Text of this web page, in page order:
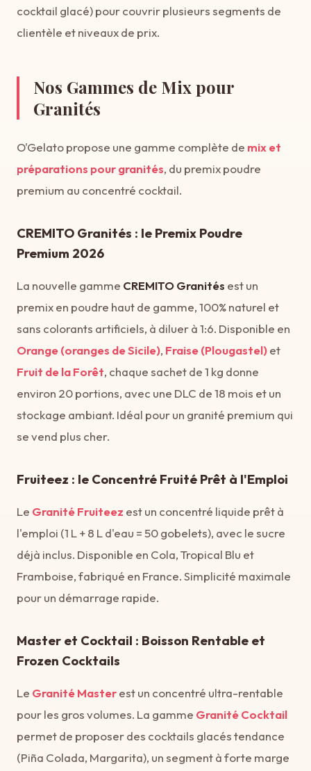
cocktail glacé) pour couvrir plusieurs segments de
clientèle et niveaux de prix.
Nos Gammes de Mix pour
Granités
O'Gelato propose une gamme complète de mix et
préparations pour granités, du premix poudre
premium au concentré cocktail.
CREMITO Granités : le Premix Poudre
Premium 2026
La nouvelle gamme CREMITO Granités est un
premix en poudre haut de gamme, 100% naturel et
sans colorants artificiels, à diluer à 1:6. Disponible en
Orange (oranges de Sicile), Fraise (Plougastel)et
Fruit de la Forêt, chaque sachet de 1 kg donne
environ 20 portions, avec une DLC de 18 mois et un
stockage ambiant. Idéal pour un granité premium qui
se vend plus cher.
Fruiteez : le Concentré Fruité Prêt à l'Emploi
Le Granité Fruiteez est un concentré liquide prêt à
l'emploi (1 L + 8 L d'eau = 50 gobelets), avec le sucre
déjà inclus. Disponible en Cola, Tropical Blu et
Framboise, fabriqué en France. Simplicité maximale
pour un démarrage rapide.
Master et Cocktail : Boisson Rentable et
Frozen Cocktails
Le Granité Masterest un concentré ultra-rentable
pour les gros volumes. La gamme Granité Cocktail
permet de proposer des cocktails glacés tendance
(Piña Colada, Margarita), un segment à forte marge